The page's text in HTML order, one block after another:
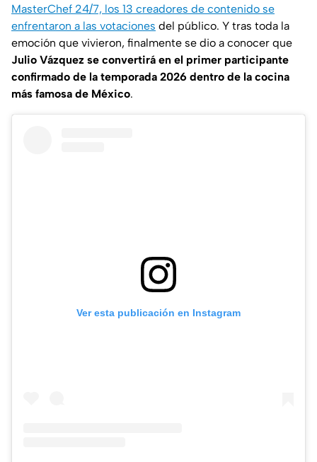
MasterChef 24/7, los 13 creadores de contenido se
enfrentaron a las votaciones del público. Y tras toda la
emoción que vivieron, finalmente se dio a conocer que
Julio Vázquez se convertirá en el primer participante
confirmado de la temporada 2026 dentro de la cocina
más famosa de México.
Ver esta publicación en Instagram